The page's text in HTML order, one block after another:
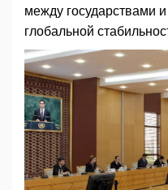
между государствами
глобальной